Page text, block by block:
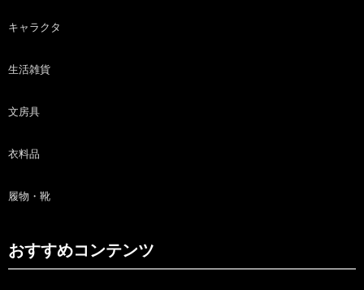
キャラクタ
生活雑貨
文房具
衣料品
履物・靴
おすすめコンテンツ